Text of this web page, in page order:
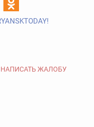
НАПИСАТЬ ЖАЛОБУ